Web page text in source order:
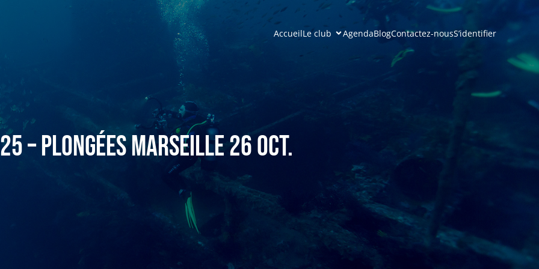
AccueilLe club AgendaBlogContactez-nousS’identifier
– Plongées Marseille 26 oct.